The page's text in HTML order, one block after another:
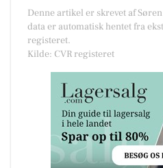
Denne artikel er skrevet af
data er automatisk hentet fra
registeret.
Kilde: CVR registeret